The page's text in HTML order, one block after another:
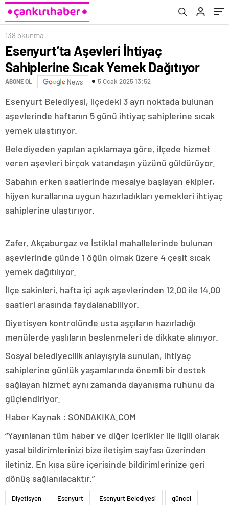
138 okunma
Esenyurt’ta Aşevleri İhtiyaç
Sahiplerine Sıcak Yemek Dağıtıyor
ABONE OL News 5 Ocak 2025 13:52
Esenyurt Belediyesi, ilçedeki 3 ayrı noktada bulunan
aşevlerinde haftanın 5 günü ihtiyaç sahiplerine sıcak
yemek ulaştırıyor.
Belediyeden yapılan açıklamaya göre, ilçede hizmet
veren aşevleri birçok vatandaşın yüzünü güldürüyor.
Sabahın erken saatlerinde mesaiye başlayan ekipler,
hijyen kurallarına uygun hazırladıkları yemekleri ihtiyaç
sahiplerine ulaştırıyor.
Zafer, Akçaburgaz ve İstiklal mahallelerinde bulunan
aşevlerinde günde 1 öğün olmak üzere 4 çeşit sıcak
yemek dağıtılıyor.
İlçe sakinleri, hafta içi açık aşevlerinden 12.00 ile 14.00
saatleri arasında faydalanabiliyor.
Diyetisyen kontrolünde usta aşçıların hazırladığı
menülerde yaşlıların beslenmeleri de dikkate alınıyor.
Sosyal belediyecilik anlayışıyla sunulan, ihtiyaç
sahiplerine günlük yaşamlarında önemli bir destek
sağlayan hizmet aynı zamanda dayanışma ruhunu da
güçlendiriyor.
Haber Kaynak : SONDAKIKA.COM
“Yayınlanan tüm haber ve diğer içerikler ile ilgili olarak
yasal bildirimlerinizi bize iletişim sayfası üzerinden
iletiniz. En kısa süre içerisinde bildirimlerinize geri
dönüş sağlanılacaktır.”
Diyetisyen Esenyurt Esenyurt Belediyesi güncel